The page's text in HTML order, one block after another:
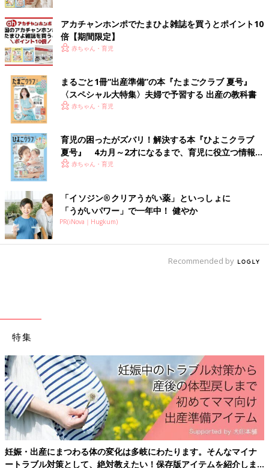
り！」とコスパのよさに驚いている様子◎
カラビナつきで使い勝手◎ アルミ素材の「リップポ
ーチ」
アカチャンホンポでたまひよ雑誌を買うとポイント10
倍【期間限定】
赤ちゃん・育児
まるごと1冊“出産準備”の本『たまごクラブ 夏号』
〈スペシャル大特集〉夫婦で予習する 出産の教科書
赤ちゃん・育児
育児の困ったがズバリ！解決する本『ひよこクラブ
夏号』 4カ月～2才になるまで、育児に役立つ情報が
いっぱい！
赤ちゃん・育児
「イソジン®クリアうがい薬」といっしょに
「うがいパワー」で一年中！ 健やか
PR(iNova｜Hugkum)
Recommended by
特集
妊娠・出産にまつわる体の変化は多岐にわたります。そんなマイナ
ートラブル対策として、絶対教えたい！保存版アイテムを紹介しま